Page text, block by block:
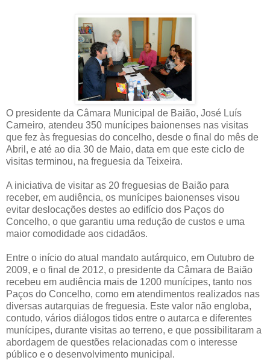
O presidente da Câmara Municipal de Baião, José Luís
Carneiro, atendeu 350 munícipes baionenses nas visitas
que fez às freguesias do concelho, desde o final do mês de
Abril, e até ao dia 30 de Maio, data em que este ciclo de
visitas terminou, na freguesia da Teixeira.
A iniciativa de visitar as 20 freguesias de Baião para
receber, em audiência, os munícipes baionenses visou
evitar deslocações destes ao edifício dos Paços do
Concelho, o que garantiu uma redução de custos e uma
maior comodidade aos cidadãos.
Entre o início do atual mandato autárquico, em Outubro de
2009, e o final de 2012, o presidente da Câmara de Baião
recebeu em audiência mais de 1200 munícipes, tanto nos
Paços do Concelho, como em atendimentos realizados nas
diversas autarquias de freguesia. Este valor não engloba,
contudo, vários diálogos tidos entre o autarca e diferentes
munícipes, durante visitas ao terreno, e que possibilitaram a
abordagem de questões relacionadas com o interesse
público e o desenvolvimento municipal.